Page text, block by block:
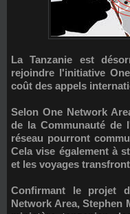
La Tanzanie est désormais le dernier pays en date à
rejoindre l'initiative
coût des appels
Selon One Network
de la Communauté de
réseau pourront
Cela vise également à
et les voyages
Confirmant le projet
Network Area,Stephen